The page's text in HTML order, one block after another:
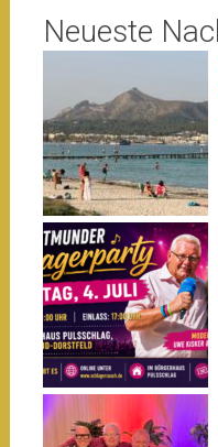
Neueste